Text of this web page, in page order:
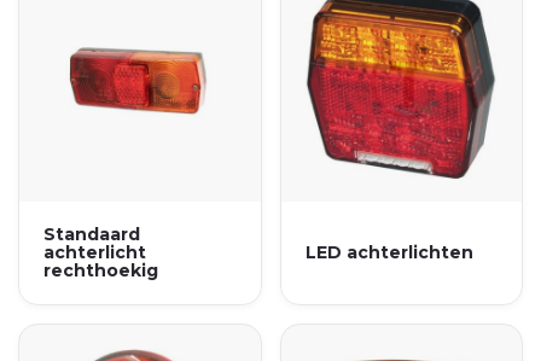
Standaard
achterlicht
rechthoekig
LED achterlichten